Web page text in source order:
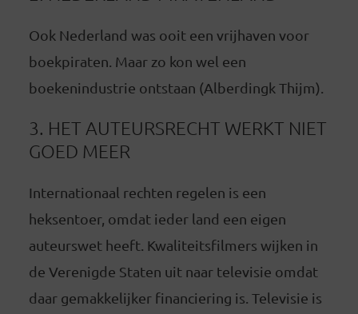
Ook Nederland was ooit een vrijhaven voor
boekpiraten. Maar zo kon wel een
boekenindustrie ontstaan (Alberdingk Thijm).
3. HET AUTEURSRECHT WERKT NIET
GOED MEER
Internationaal rechten regelen is een
heksentoer, omdat ieder land een eigen
auteurswet heeft. Kwaliteitsfilmers wijken in
de Verenigde Staten uit naar televisie omdat
daar gemakkelijker financiering is. Televisie is